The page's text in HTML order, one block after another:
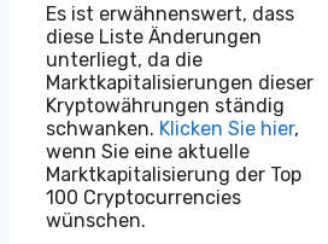
Es ist erwähnenswert, dass
diese Liste Änderungen
unterliegt, da die
Marktkapitalisierungen dieser
Kryptowährungen ständig
schwanken. Klicken Sie hier,
wenn Sie eine aktuelle
Marktkapitalisierung der Top
100 Cryptocurrencies
wünschen.